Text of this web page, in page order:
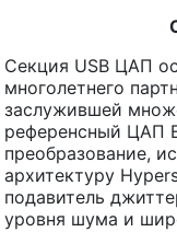
Секция USB ЦАП
многолетнего
заслужившей
референсный ЦАП
преобразование,
архитектуру
подавитель
уровня шума и